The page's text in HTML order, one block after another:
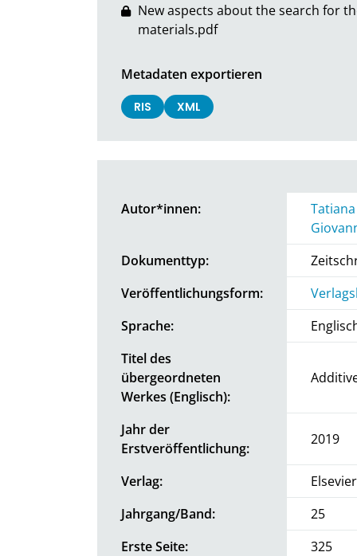
New aspects about the search for
materials.pdf
Metadaten exportieren
RIS XML
Autor*innen:
Dokumenttyp:
Veröffentlichungsform:
Sprache:
Titel des
übergeordneten
Werkes (Englisch):
Jahr der
Erstveröffentlichung:
2019
Verlag:
Elsevier
Jahrgang/Band:
25
Erste Seite:
325